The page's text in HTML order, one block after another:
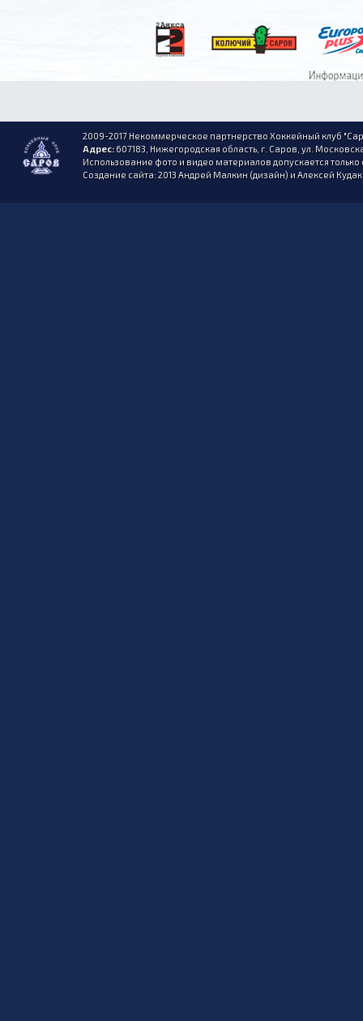
2009-2017 Некоммерческое партнерство Хоккейный клуб
Адрес:607183, Нижегородская область, г. Саров, ул.
Использование фото и видео материалов допускается
Создание сайта: 2013 Андрей Малкин (дизайн) и Алексей